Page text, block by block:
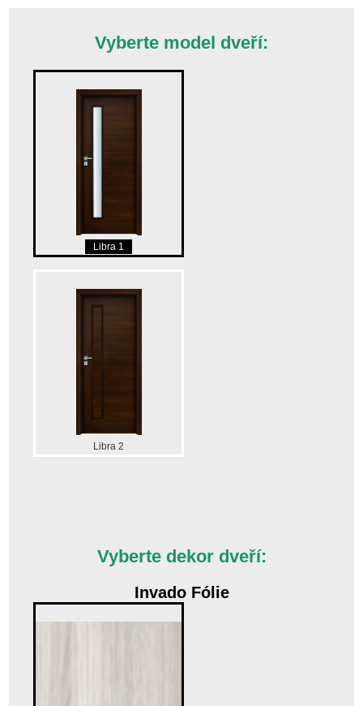
Vyberte model dveří:
Libra 1
Libra 2
Vyberte dekor dveří:
Invado Fólie